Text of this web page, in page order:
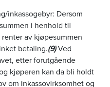
inkassogebyr: Dersom
i henhold til
av kjøpesummen
betaling.(9)Ved
etter forutgående
kjøperen kan da bli holdt
om inkassovirksomhet og